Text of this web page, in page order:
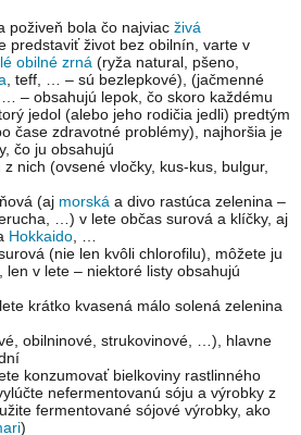
poživeň bola čo najviac živá
predstaviť život bez obilnín, varte v
obilné zrná (ryža natural, pšeno,
, teff, … – sú bezlepkové), (jačmenné
– obsahujú lepok, čo skoro každému
jedol (alebo jeho rodičia jedli) predtým
čase zdravotné problémy), najhoršia je
čo ju obsahujú
nich (ovsené vločky, kus-kus, bulgur,
(aj morská a divo rastúca zelenina –
…) v lete občas surová a klíčky, aj
Hokkaido
(nie len kvôli chlorofilu), môžete ju
len v lete – niektoré listy obsahujú
lete krátko kvasená málo solená zelenina
obilninové, strukovinové, …), hlavne
konzumovať bielkoviny rastlinného
nefermentovanú sóju a výrobky z
fermentované sójové výrobky, ako
)